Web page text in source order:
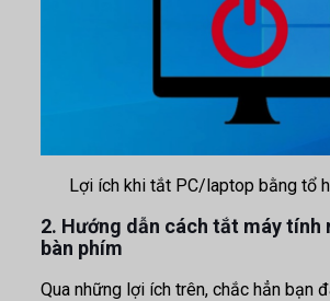
Lợi ích khi tắt PC/laptop bằng tổ
2. Hướng dẫn cách tắt máy tính
bàn phím
Qua những lợi ích trên, chắc hẳn bạn